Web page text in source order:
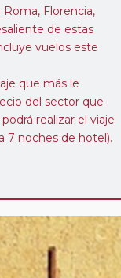
Florencia,
de estas
vuelos este
que más le
del sector que
realizar el viaje
7 noches de hotel).
circuito y fechas de
Si la parada se